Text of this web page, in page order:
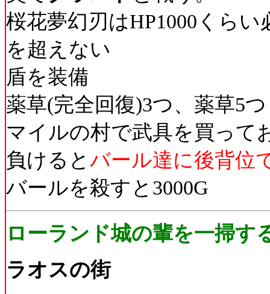
桜花夢幻刃はHP1000くら
を超えない
盾を装備
薬草(完全回復)3つ、薬草5
マイルの村で武具を買って
負けると バール達に後背位
バールを殺すと3000G
ローランド城の輩を一掃す
ラオスの街